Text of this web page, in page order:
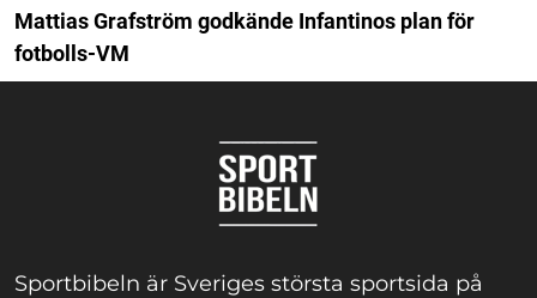
Mattias Grafström godkände Infantinos plan för
fotbolls-VM
Sportbibeln är Sveriges största sportsida på